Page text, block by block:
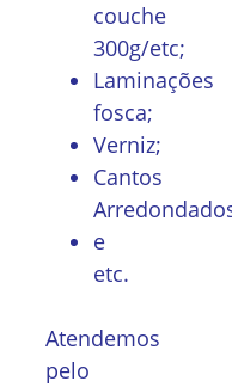
couche
300g/etc;
Laminações
fosca;
Verniz;
Cantos
e
etc.
Atendemos
pelo